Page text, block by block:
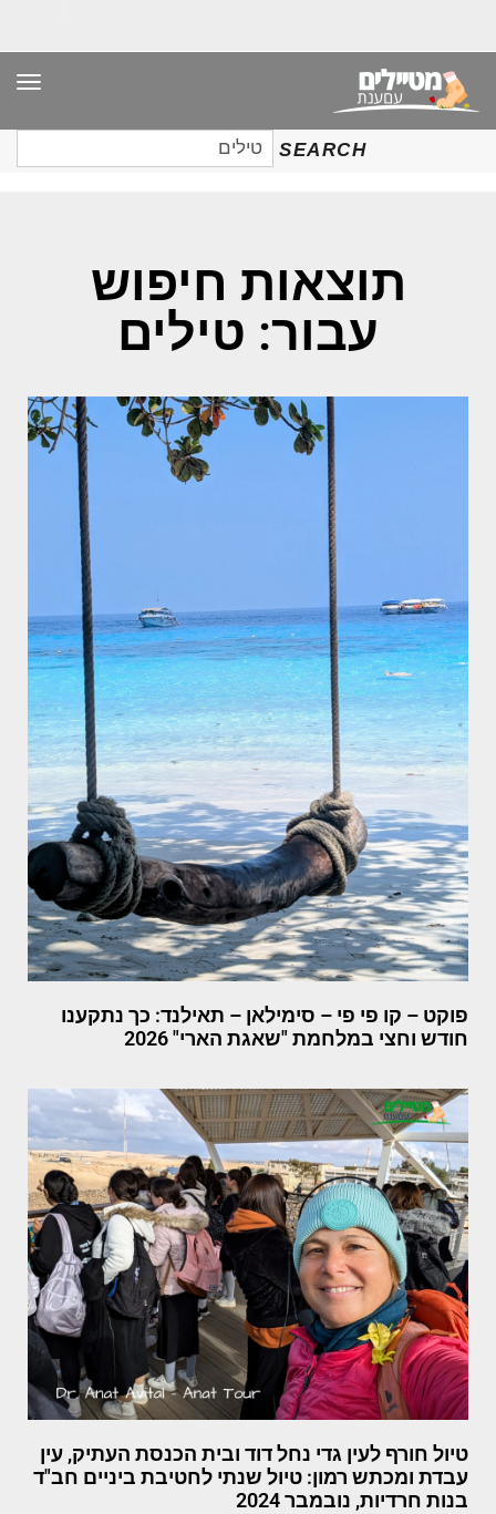
SEARCH
חיפוש
עבור:
תוצאות חיפוש
עבור: טילים
פוקט – קו פי פי – סימילאן – תאילנד: כך נתקענו
חודש וחצי במלחמת "שאגת הארי" 2026
טיול חורף לעין גדי נחל דוד ובית הכנסת העתיק, עין
עבדת ומכתש רמון: טיול שנתי לחטיבת ביניים חב"ד
בנות חרדיות, נובמבר 2024